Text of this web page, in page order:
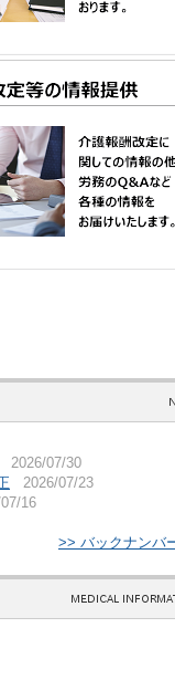
2026/07/30
2026/07/23
16
>> バックナンバ